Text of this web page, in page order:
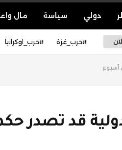
دولي سياسة مال
#حرب_غزة #حرب_اوكرانيا
أسبوع
قد تصدر